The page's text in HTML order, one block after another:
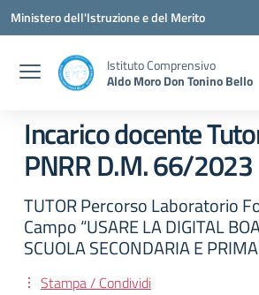
Vai ai contenuti
Vai al menu di navigazione
Vai al footer
Ministero dell'Istruzione e del Merito
Istituto Comprensivo
Aldo Moro Don Tonino Bello
Incarico docente
PNRR D.M. 66/2023
TUTOR Percorso Laboratorio
Campo “USARE LA DIGITAL
SCUOLA SECONDARIA E
Stampa / Condividi